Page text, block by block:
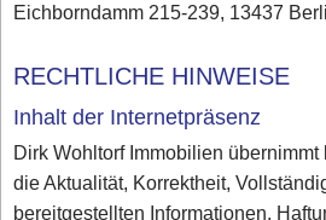
Eichborndamm 215-239, 13437
RECHTLICHE HINWEISE
Inhalt der Internetpräsenz
Dirk Wohltorf Immobilien
die Aktualität, Korrektheit,
bereitgestellten Informationen.